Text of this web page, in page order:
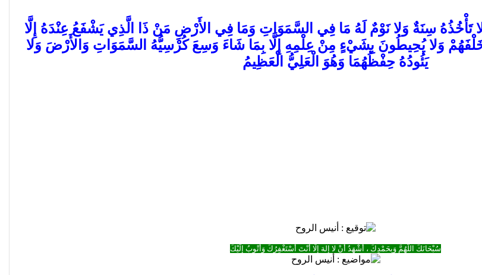
لا تَأْخُذُهُ سِنَةٌ وَلا نَوْمٌ لَهُ مَا فِي السَّمَوَاتِ وَمَا فِي الأَرْضِ مَنْ ذَا الَّذِي يَشْفَعُ عِنْدَهُ إِلَّا
خَلْفَهُمْ وَلا يُحِيطُونَ بِشَيْءٍ مِنْ عِلْمِهِ إِلَّا بِمَا شَاءَ وَسِعَ كُرْسِيُّهُ السَّمَوَاتِ وَالأَرْضَ وَلا
يَئُودُهُ حِفْظُهُمَا وَهُوَ الْعَلِيُّ الْعَظِيمُ
سُبْحَانَكَ اللَّهُمَّ وَبِحَمْدِكَ ، أَشْهَدُ أَنْ لا إِلهَ إِلَّا أَنْتَ أَسْتَغْفِرُكَ وَأَتْوبُ إِلَيْكَ